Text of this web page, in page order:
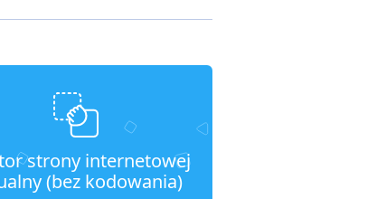
strony internetowej
(bez kodowania)